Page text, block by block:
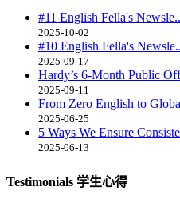
#11 English Fella's
2025-10-02
#10 English Fella's
2025-09-17
Hardy’s 6-Month Public
2025-09-11
From Zero English to
2025-06-25
5 Ways We Ensure
2025-06-13
Testimonials 学生心得